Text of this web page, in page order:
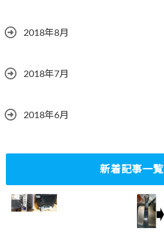
2018年8月
2018年7月
2018年6月
新着記事一覧